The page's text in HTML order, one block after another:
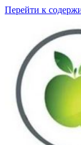
Перейти к